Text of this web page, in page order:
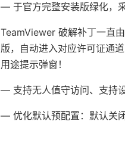
— 于官方完整安装版绿化，
TeamViewer 破解补丁一直
版，自动进入对应许可证通
用途提示弹窗！
— 支持无人值守访问、支持
— 优化默认预配置：默认关